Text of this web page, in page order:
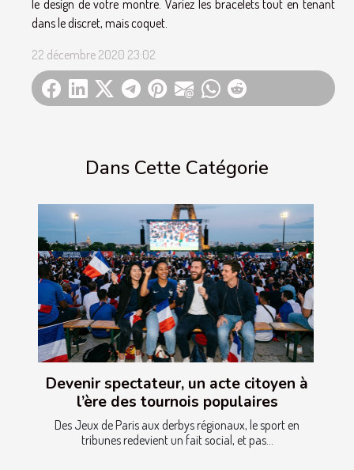
Dans Cette Catégorie
Devenir spectateur, un acte citoyen à
l’ère des tournois populaires
Des Jeux de Paris aux derbys régionaux, le sport en
tribunes redevient un fait social, et pas...
le design de votre montre. Variez les bracelets tout en tenant
dans le discret, mais coquet.
22 décembre 2020 23:02